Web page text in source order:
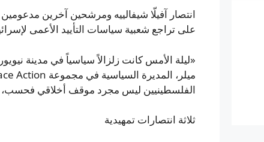
انتصار آفيلّا شيفالييه ومرشحين آخرين
على تراجع شعبية سياسات التأييد الأعمى
«ليلة الأمس كانت زلزالاً سياسياً في مدينة
الفلسطينيين ليس مجرد موقف أخلاقي فحسب،
ثلاثة انتصارات تمهيدية